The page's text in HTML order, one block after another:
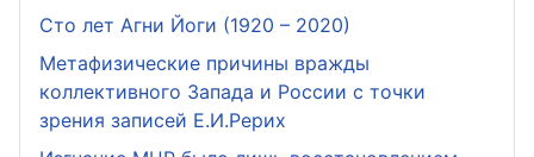
Сто лет Агни Йоги (1920 – 2020)
Метафизические причины вражды
коллективного Запада и России с точки
зрения записей Е.И.Рерих